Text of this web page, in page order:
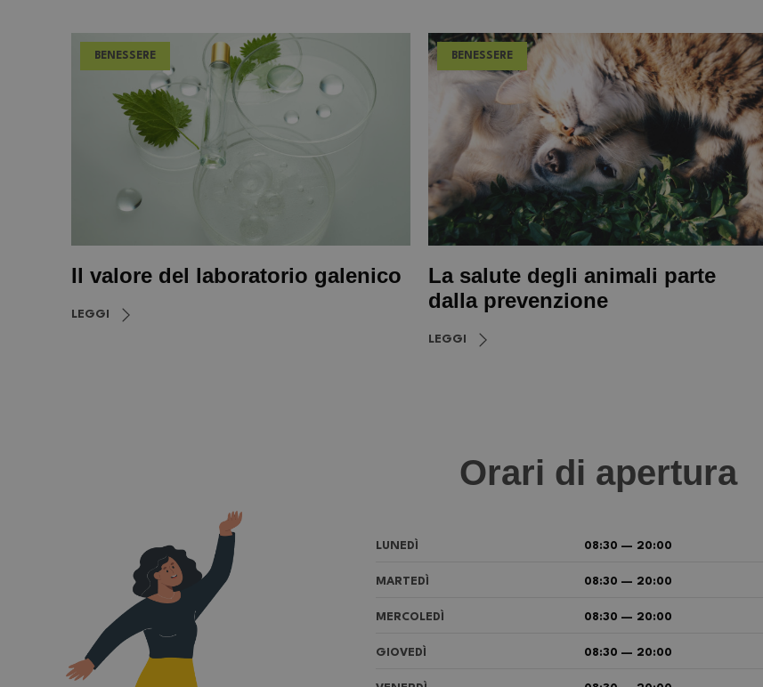
BENESSERE
Il valore del laboratorio galenico
LEGGI
BENESSERE
La salute degli animali parte
dalla prevenzione
LEGGI
Orari di apertura
LUNEDÌ 08:30 — 20:00
MARTEDÌ 08:30 — 20:00
MERCOLEDÌ 08:30 — 20:00
GIOVEDÌ 08:30 — 20:00